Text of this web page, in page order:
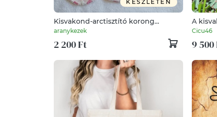
KÉSZLETEN
Kisvakond-arctisztító korong
csomag 8db+neszesszer
aranykezek
2 200 Ft
A
Cicu46
9 500